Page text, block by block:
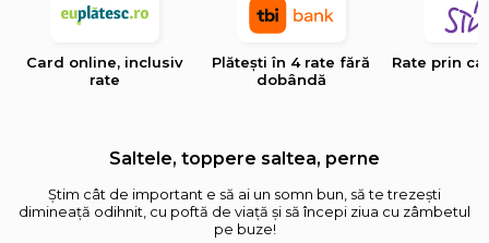
Card online, inclusiv
rate
Plătești în 4 rate fără
dobândă
Rate prin
Saltele, toppere saltea, perne
Știm cât de important e să ai un somn bun, să te trezești
dimineață odihnit, cu poftă de viață și să începi ziua cu zâmbetul
pe buze!